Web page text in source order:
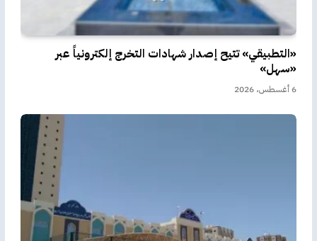
«التطبيقي» تتيح إصدار شهادات التخرج إلكترونياً عبر
«سهل»
6 أغسطس، 2026